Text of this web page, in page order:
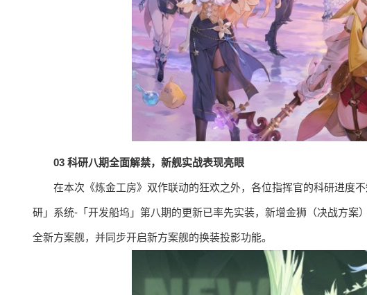
03 科研八期全面解禁，新舰实战表现亮眼
在本次《炼金工房》双作联动的狂欢之外，各位指挥官的科研进度
研」系统-「开发船坞」第八期的更新已率先实装，新增金狮（决战方案
全新方案舰，并同步开启新方案舰的换装投影功能。